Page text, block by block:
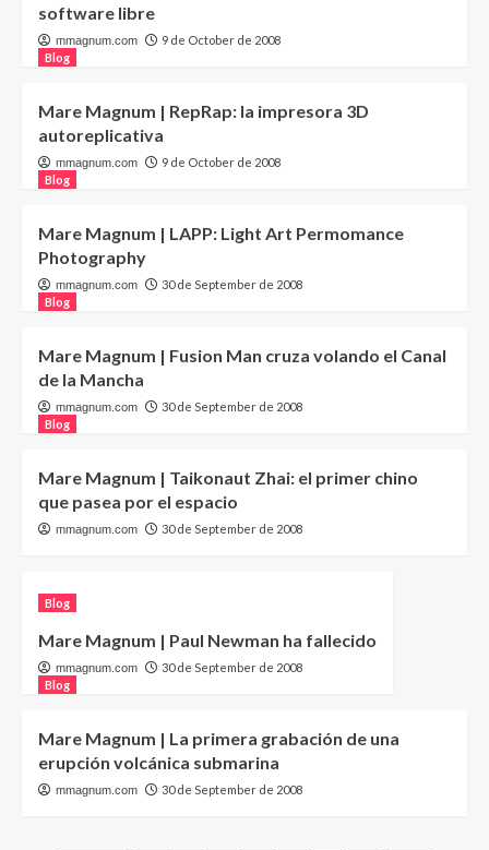
software libre
mmagnum.com
9 de October de 2008
Blog
Mare Magnum | RepRap: la impresora 3D
autoreplicativa
mmagnum.com
9 de October de 2008
Blog
Mare Magnum | LAPP: Light Art Permomance
Photography
mmagnum.com
30 de September de 2008
Blog
Mare Magnum | Fusion Man cruza volando el Canal
de la Mancha
mmagnum.com
30 de September de 2008
Blog
Mare Magnum | Taikonaut Zhai: el primer chino
que pasea por el espacio
mmagnum.com 30 de September de 2008
Blog
Mare Magnum | Paul Newman ha fallecido
mmagnum.com
30 de September de 2008
Blog
Mare Magnum | La primera grabación de una
erupción volcánica submarina
mmagnum.com 30 de September de 2008